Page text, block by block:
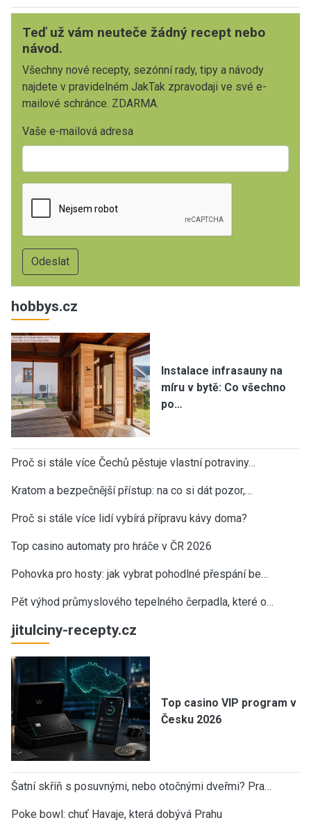
Teď už vám neuteče žádný recept nebo
návod.
Všechny nové recepty, sezónní rady, tipy a návody
najdete v pravidelném JakTak zpravodaji ve své e-
mailové schránce. ZDARMA.
Vaše e-mailová adresa
hobbys.cz
Instalace infrasauny na
míru v bytě: Co všechno
po…
Proč si stále více Čechů pěstuje vlastní potraviny…
Kratom a bezpečnější přístup: na co si dát pozor,…
Proč si stále více lidí vybírá přípravu kávy doma?
Top casino automaty pro hráče v ČR 2026
Pohovka pro hosty: jak vybrat pohodlné přespání be…
Pět výhod průmyslového tepelného čerpadla, které o…
jitulciny-recepty.cz
Top casino VIP program v
Česku 2026
Šatní skříň s posuvnými, nebo otočnými dveřmi? Pra…
Poke bowl: chuť Havaje, která dobývá Prahu